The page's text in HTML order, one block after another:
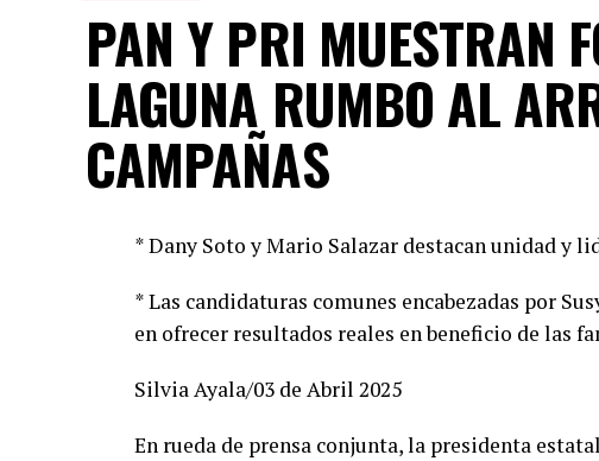
PAN Y PRI MUESTRAN
LAGUNA RUMBO AL
CAMPAÑAS
* Dany Soto y Mario Salazar destacan unidad y
* Las candidaturas comunes encabezadas por
en ofrecer resultados reales en beneficio de las
Silvia Ayala/03 de Abril 2025
En rueda de prensa conjunta, la presidenta